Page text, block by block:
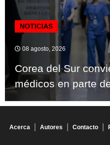
NOTICIAS
08 agosto, 2026
Corea del Sur
médicos en parte
Acerca Autores Contacto